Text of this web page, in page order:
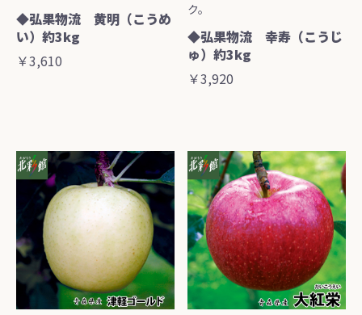
◆弘果物流 黄明（こうめ
い）約3kg
￥3,610
ク。
◆弘果物流 幸寿（こうじ
ゅ）約3kg
￥3,920